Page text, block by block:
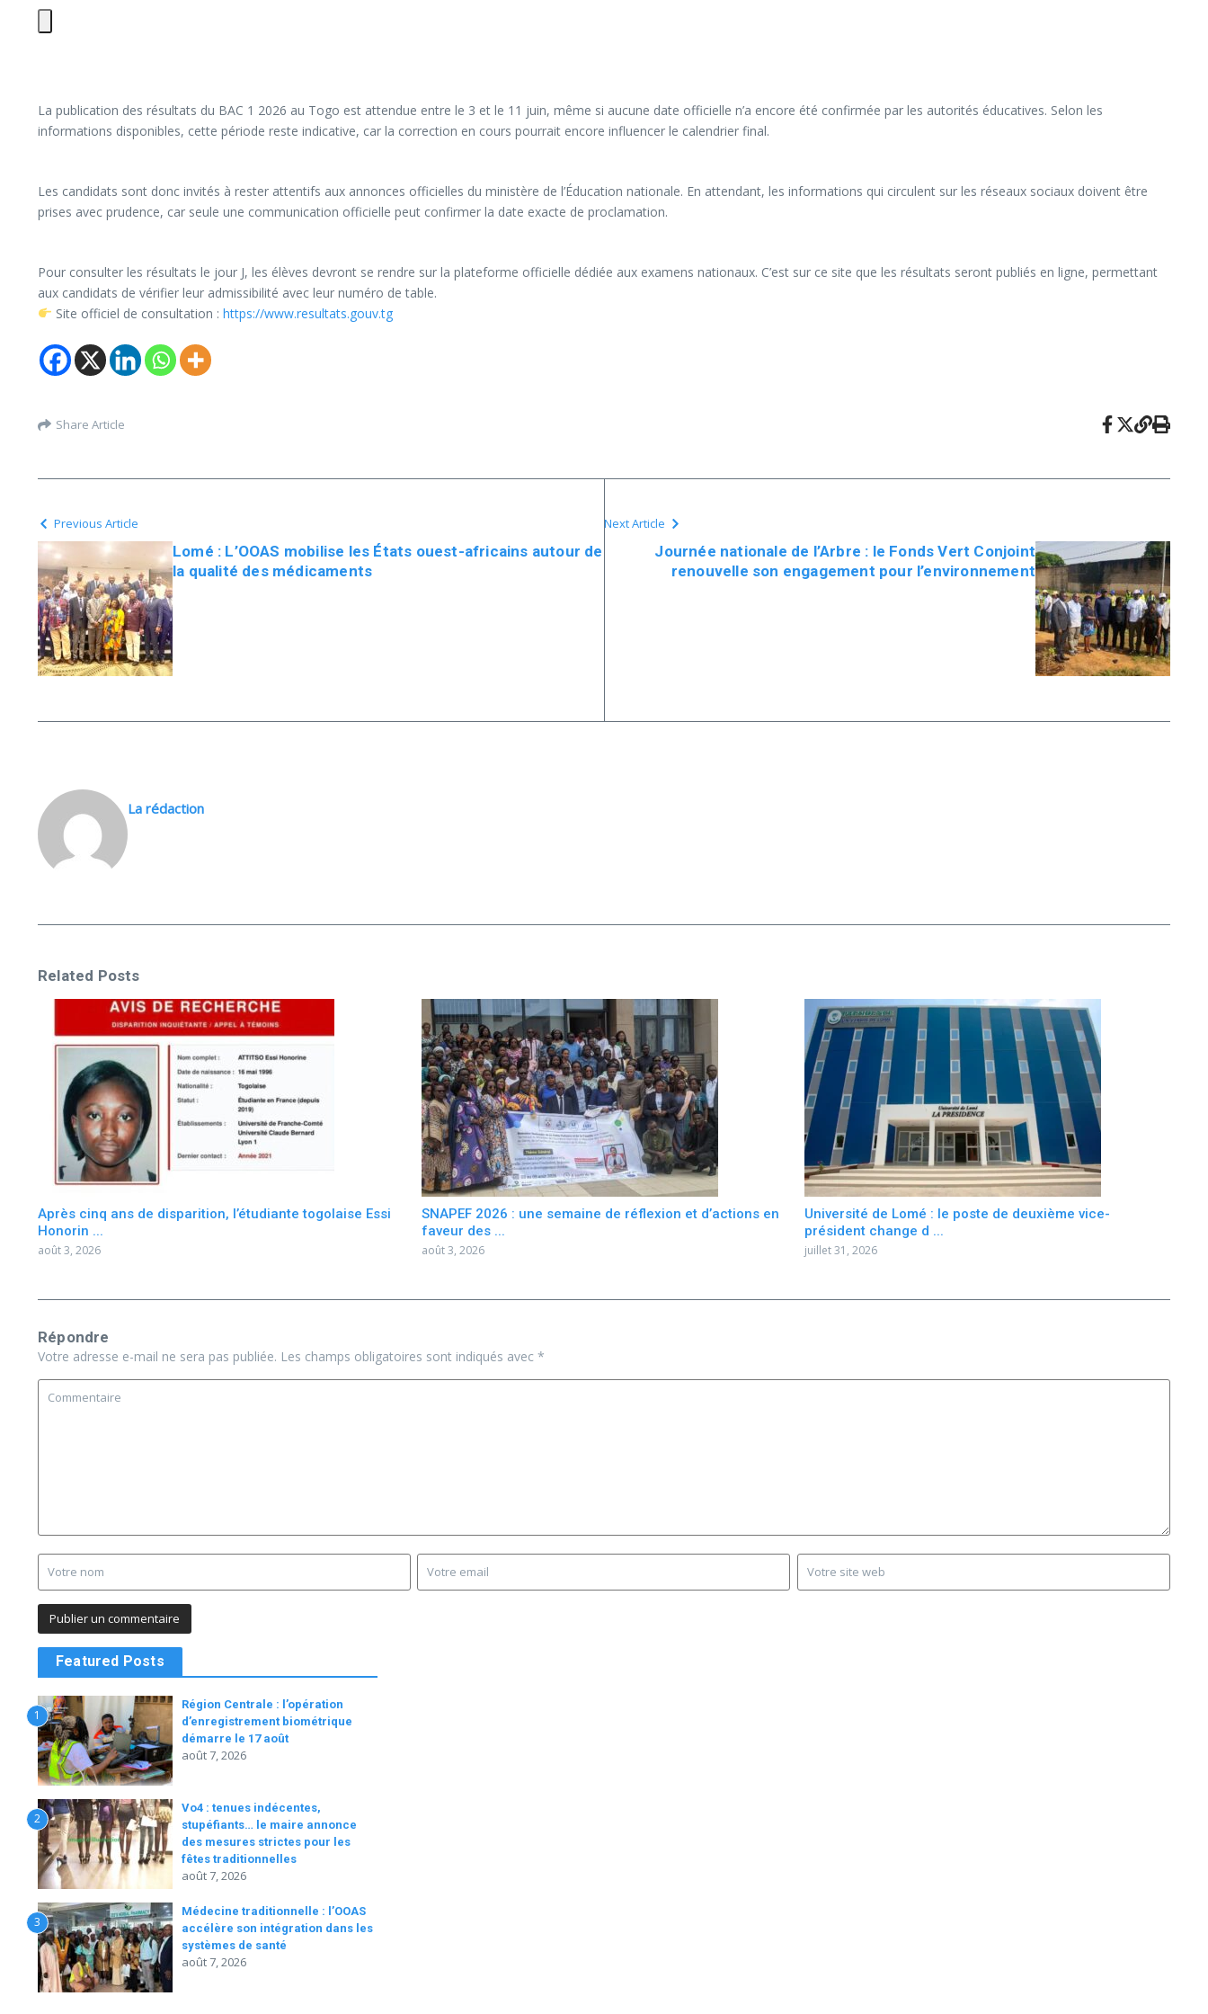
La publication des résultats du BAC 1 2026 au Togo est attendue entre le 3 et le 11 juin, même si aucune date officielle n’a encore été confirmée par les autorités éducatives. Selon les
informations disponibles, cette période reste indicative, car la correction en cours pourrait encore influencer le calendrier final.
Les candidats sont donc invités à rester attentifs aux annonces officielles du ministère de l’Éducation nationale. En attendant, les informations qui circulent sur les réseaux sociaux doivent être
prises avec prudence, car seule une communication officielle peut confirmer la date exacte de proclamation.
Pour consulter les résultats le jour J, les élèves devront se rendre sur la plateforme officielle dédiée aux examens nationaux. C’est sur ce site que les résultats seront publiés en ligne, permettant
aux candidats de vérifier leur admissibilité avec leur numéro de table.
Site officiel de consultation : https://www.resultats.gouv.tg
Share Article
Previous Article
Lomé : L’OOAS mobilise les États ouest-africains autour de
la qualité des médicaments
Next Article
Journée nationale de l’Arbre : le Fonds Vert Conjoint
renouvelle son engagement pour l’environnement
La rédaction
Related Posts
Après cinq ans de disparition, l’étudiante togolaise Essi
Honorin ...
août 3, 2026
SNAPEF 2026 : une semaine de réflexion et d’actions en
faveur des ...
août 3, 2026
Université de Lomé : le poste de deuxième vice-
président change d ...
juillet 31, 2026
Répondre
Votre adresse e-mail ne sera pas publiée. Les champs obligatoires sont indiqués avec *
Featured Posts
1
Région Centrale : l’opération
d’enregistrement biométrique
démarre le 17 août
août 7, 2026
2
Vo4 : tenues indécentes,
stupéfiants… le maire annonce
des mesures strictes pour les
fêtes traditionnelles
août 7, 2026
3
Médecine traditionnelle : l’OOAS
accélère son intégration dans les
systèmes de santé
août 7, 2026